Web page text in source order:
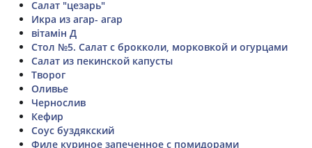
Салат "цезарь"
Икра из агар- агар
вітамін Д
Стол №5. Салат с брокколи, морковкой и огурцами
Салат из пекинской капусты
Творог
Оливье
Чернослив
Кефир
Соус буздякский
Филе куриное запеченное с помидорами